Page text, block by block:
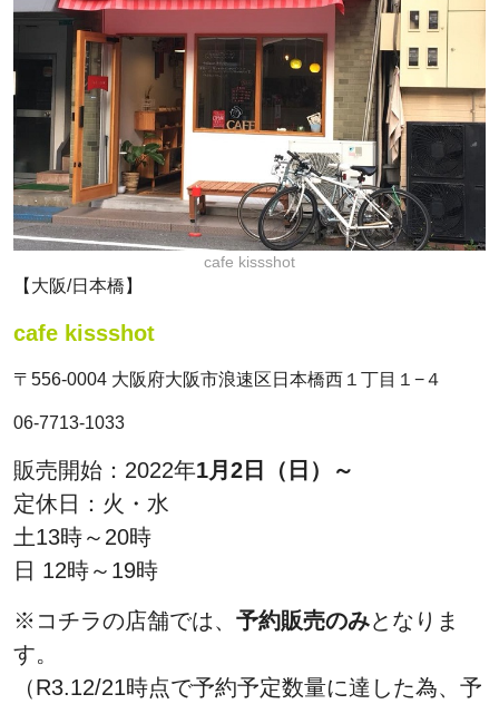
cafe kissshot
【大阪/日本橋】
cafe kissshot
〒556-0004 大阪府大阪市浪速区日本橋西１丁目１−４
06-7713-1033
販売開始：2022年1月2日（日）～
定休日：火・水
土13時～20時
日 12時～19時
※コチラの店舗では、 予約販売のみとなりま
す。
（R3.12/21時点で予約予定数量に達した為、予